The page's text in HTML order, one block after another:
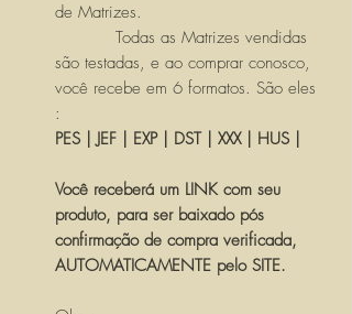
de Matrizes.
Todas as Matrizes vendidas
são testadas, e ao comprar conosco,
você recebe em 6 formatos. São eles
:
PES | JEF | EXP | DST | XXX | HUS |
Você receberá um LINK com seu
produto, para ser baixado pós
confirmação de compra verificada,
AUTOMATICAMENTE pelo SITE.